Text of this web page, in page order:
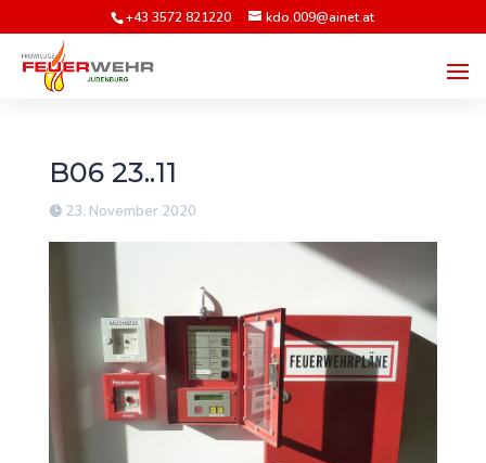
+43 3572 821220 kdo.009@ainet.at
B06 23..11
23. November 2020